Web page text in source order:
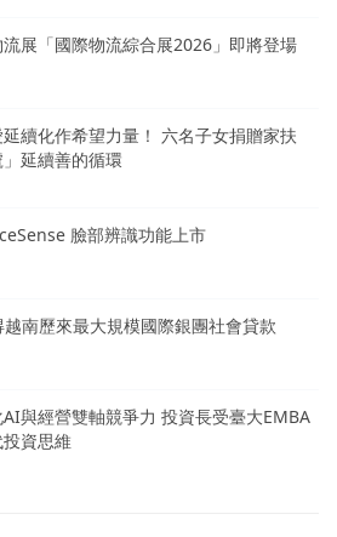
展「國際物流綜合展2026」即將登場
續化作希望力量！ 六名子女捐贈家扶
」延續善的循環
臉部辨識功能上市
南歷來最大規模國際銀團社會貸款
與經營雙軸競爭力 投資長受臺大EMBA
資思維